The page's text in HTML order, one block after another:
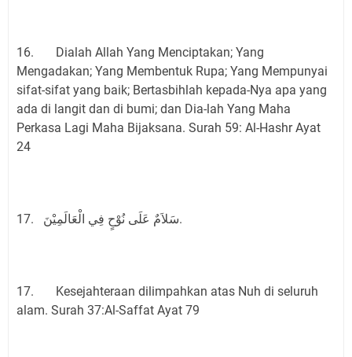
16. Dialah Allah Yang Menciptakan; Yang
Mengadakan; Yang Membentuk Rupa; Yang Mempunyai
sifat-sifat yang baik; Bertasbihlah kepada-Nya apa yang
ada di langit dan di bumi; dan Dia-lah Yang Maha
Perkasa Lagi Maha Bijaksana. Surah 59: Al-Hashr Ayat
24
17. سَلاَمٌ عَلَى نُوْحٍ فِي الْعَالَمِيْنَ.
17. Kesejahteraan dilimpahkan atas Nuh di seluruh
alam. Surah 37:Al-Saffat Ayat 79